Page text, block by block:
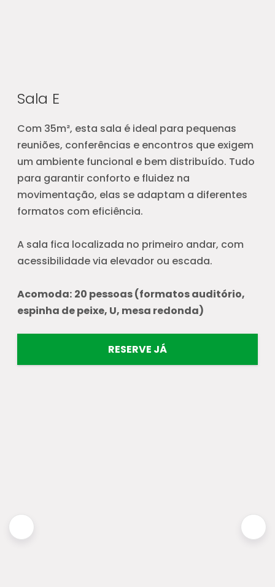
Sala E
Com 35m², esta sala é ideal para pequenas
reuniões, conferências e encontros que exigem
um ambiente funcional e bem distribuído. Tudo
para garantir conforto e fluidez na
movimentação, elas se adaptam a diferentes
formatos com eficiência.
A sala fica localizada no primeiro andar, com
acessibilidade via elevador ou escada.
Acomoda: 20 pessoas (formatos auditório,
espinha de peixe, U, mesa redonda)
RESERVE JÁ